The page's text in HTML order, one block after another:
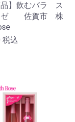
品】飲むバラ ス
ゼ 佐賀市 株
税込